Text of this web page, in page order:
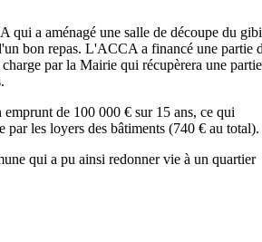
a aménagé une salle de découpe du
bon repas. L'ACCA a financé une partie
par la Mairie qui récupèrera une
de 100 000 € sur 15 ans, ce qui
par les loyers des bâtiments (740 € au total).
qui a pu ainsi redonner vie à un quartier